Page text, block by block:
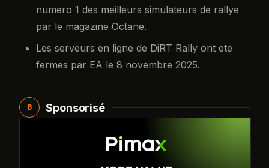
numero 1 des meilleurs simulateurs de rallye
par le magazine Octane.
Les serveurs en ligne de DiRT Rally ont ete
fermes par EA le 8 novembre 2025.
B Sponsorisé